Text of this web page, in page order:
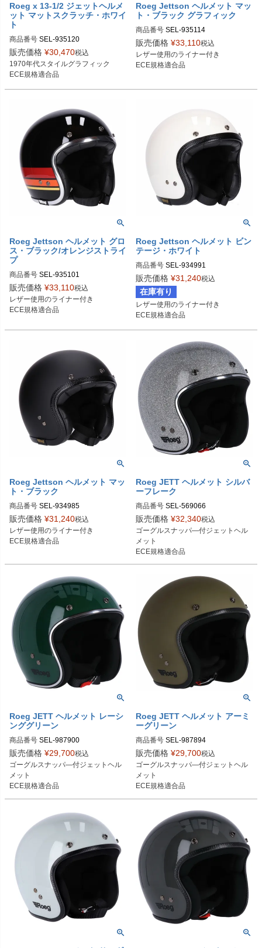
Roeg x 13-1/2 ジェットヘルメ
ット マットスクラッチ・ホワイ
ト
商品番号 SEL-935120
販売価格 ¥30,470税込
1970年代スタイルグラフィック
ECE規格適合品
Roeg Jettson ヘルメット マッ
ト・ブラック グラフィック
商品番号 SEL-935114
販売価格 ¥33,110税込
レザー使用のライナー付き
ECE規格適合品
Roeg Jettson ヘルメット グロ
ス・ブラック/オレンジストライ
プ
商品番号 SEL-935101
販売価格 ¥33,110税込
レザー使用のライナー付き
ECE規格適合品
Roeg Jettson ヘルメット ビン
テージ・ホワイト
商品番号 SEL-934991
販売価格 ¥31,240税込
在庫有り
レザー使用のライナー付き
ECE規格適合品
Roeg Jettson ヘルメット マッ
ト・ブラック
商品番号 SEL-934985
販売価格 ¥31,240税込
レザー使用のライナー付き
ECE規格適合品
Roeg JETT ヘルメット シルバ
ーフレーク
商品番号 SEL-569066
S：569066
M：569067
L：569068
XL：569069
販売価格 ¥32,340税込
ゴーグルスナッパ―付ジェットヘル
メット
ECE規格適合品
Roeg JETT ヘルメット レーシ
ンググリーン
商品番号 SEL-987900
S：987900
M：987901
L：987902
XL：987903
販売価格 ¥29,700税込
ゴーグルスナッパ―付ジェットヘル
メット
ECE規格適合品
Roeg JETT ヘルメット アーミ
ーグリーン
商品番号 SEL-987894
S：987894
M：987895
L：987896
XL：987897
販売価格 ¥29,700税込
ゴーグルスナッパ―付ジェットヘル
メット
ECE規格適合品